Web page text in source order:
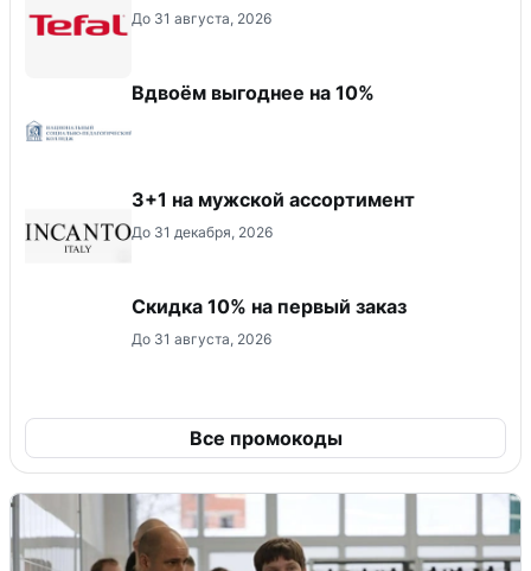
До 31 августа, 2026
Вдвоём выгоднее на 10%
3+1 на мужской ассортимент
До 31 декабря, 2026
Скидка 10% на первый заказ
До 31 августа, 2026
Все промокоды